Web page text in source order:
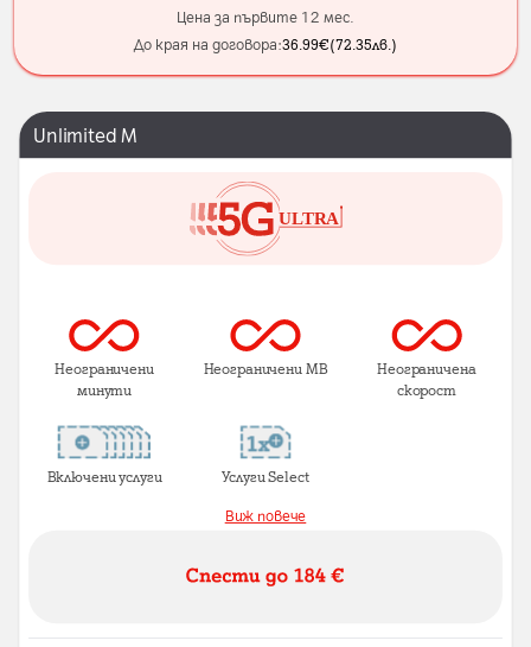
Цена за първите 12 мес.
До края на договора:36.99€(72.35лв. )
Unlimited M
Неограничени
минути
Неограничени MB Неограничена
скорост
Включени услуги Услуги Select
Виж повече